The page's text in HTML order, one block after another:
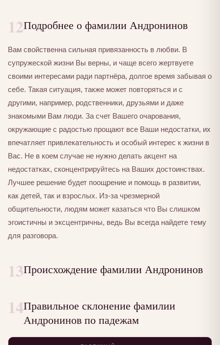
12Подробнее о фамилии Андронинов
Вам свойственна сильная привязанность в любви. В
супружеской жизни Вы верны, и чаще всего жертвуете
своими интересами ради партнёра, долгое время забывая о
себе. Такая ситуация, также может повторяться и с
другими, например, родственники, друзьями и даже
знакомыми Вам люди. За счет Вашего очарования,
окружающие с радостью прощают все Ваши недостатки, их
впечатляет привлекательность и особый интерес к жизни в
Вас. Не в коем случае не нужно делать акцент на
недостатках, сконцентрируйтесь на Ваших достоинствах.
Лучшее решение будет поощрение и помощь в развитии,
как детей, так и взрослых. Из-за чрезмерной
общительности, людям может казаться что Вы слишком
эгоистичны и эксцентричны, ведь Вы всегда найдете тему
для разговора.
13Происхождение фамилии Андронинов
14Правильное склонение фамилии
Андронинов по падежам